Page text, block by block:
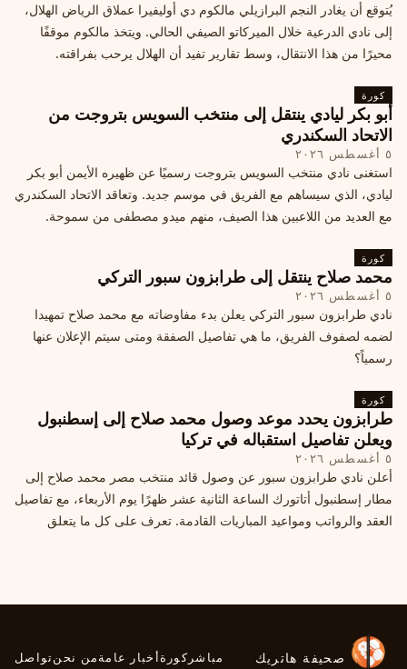
يُتوقع أن يغادر النجم البرازيلي مالكوم دي أوليفيرا عملاق الرياض الهلال،
إلى نادي الدرعية خلال الميركاتو الصيفي الحالي. ويتخذ مالكوم موقفًا
محيرًا من هذا الانتقال، وسط تقارير تفيد أن الهلال يرحب بفراقته.
كورة
أبو بكر ليادي ينتقل إلى منتخب السويس بتروجت من
الاتحاد السكندري
٥ أغسطس ٢٠٢٦
استغنى نادي منتخب السويس بتروجت رسميًا عن ظهيره الأيمن أبو بكر
ليادي، الذي سيساهم مع الفريق في موسم جديد. وتعاقد الاتحاد السكندري
مع العديد من اللاعبين هذا الصيف، منهم ميدو مصطفى من سموحة.
كورة
محمد صلاح ينتقل إلى طرابزون سبور التركي
٥ أغسطس ٢٠٢٦
نادي طرابزون سبور التركي يعلن بدء مفاوضاته مع محمد صلاح تمهيدا
لضمه لصفوف الفريق، ما هي تفاصيل الصفقة ومتى سيتم الإعلان عنها
رسمياً؟
كورة
طرابزون يحدد موعد وصول محمد صلاح إلى إسطنبول
ويعلن تفاصيل استقباله في تركيا
٥ أغسطس ٢٠٢٦
أعلن نادي طرابزون سبور عن وصول قائد منتخب مصر محمد صلاح إلى
مطار إسطنبول أتاتورك الساعة الثانية عشر ظهرًا يوم الأربعاء، مع تفاصيل
العقد والرواتب ومواعيد المباريات القادمة. تعرف على كل ما يتعلق
صحيفة هاتريك مباشر كورةأخبار عامةمن نحنتواصل